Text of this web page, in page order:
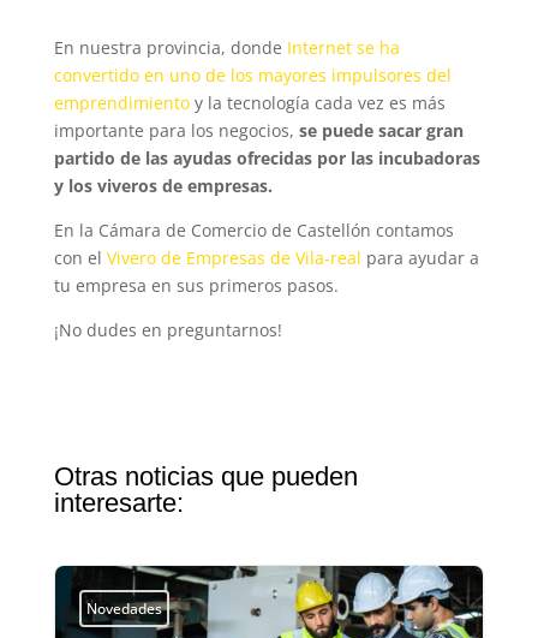
En nuestra provincia, donde Internet se ha
convertido en uno de los mayores impulsores del
emprendimientoy la tecnología cada vez es más
importante para los negocios, se puede sacar gran
partido de las ayudas ofrecidas por las incubadoras
y los viveros de empresas.
En la Cámara de Comercio de Castellón contamos
con el Vivero de Empresas de Vila-real para ayudar a
tu empresa en sus primeros pasos.
¡No dudes en preguntarnos!
Otras noticias que pueden
interesarte:
Novedades